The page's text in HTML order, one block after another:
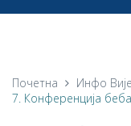
Историја
Почетна Инфо
7. Конференција